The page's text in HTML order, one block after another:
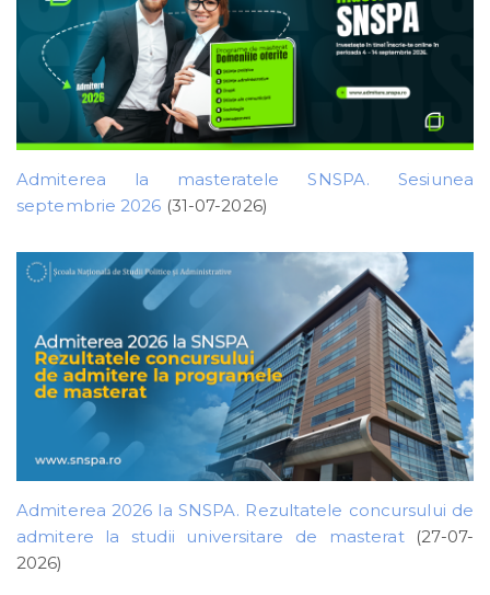
Admiterea la masteratele SNSPA. Sesiunea
septembrie 2026 (31-07-2026)
Admiterea 2026 la SNSPA. Rezultatele concursului de
admitere la studii universitare de masterat
(27-07-
2026)